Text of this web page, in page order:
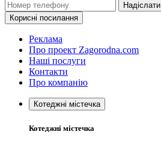
Надіслати
Корисні посилання
Реклама
Про проект Zagorodna.com
Наші послуги
Контакти
Про компанію
Котеджні містечка
Котеджні містечка